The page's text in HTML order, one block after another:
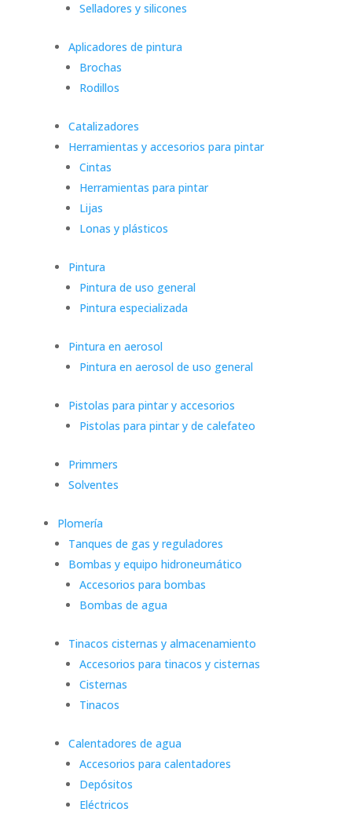
Selladores y silicones
Aplicadores de pintura
Brochas
Rodillos
Catalizadores
Herramientas y accesorios para pintar
Cintas
Herramientas para pintar
Lijas
Lonas y plásticos
Pintura
Pintura de uso general
Pintura especializada
Pintura en aerosol
Pintura en aerosol de uso general
Pistolas para pintar y accesorios
Pistolas para pintar y de calefateo
Primmers
Solventes
Plomería
Tanques de gas y reguladores
Bombas y equipo hidroneumático
Accesorios para bombas
Bombas de agua
Tinacos cisternas y almacenamiento
Accesorios para tinacos y cisternas
Cisternas
Tinacos
Calentadores de agua
Accesorios para calentadores
Depósitos
Eléctricos